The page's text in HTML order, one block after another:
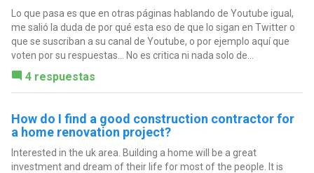
Lo que pasa es que en otras páginas hablando de Youtube igual,
me salió la duda de por qué esta eso de que lo sigan en Twitter o
que se suscriban a su canal de Youtube, o por ejemplo aquí que
voten por su respuestas... No es critica ni nada solo de...
4 respuestas
How do I find a good construction contractor for
a home renovation project?
Interested in the uk area. Building a home will be a great
investment and dream of their life for most of the people. It is